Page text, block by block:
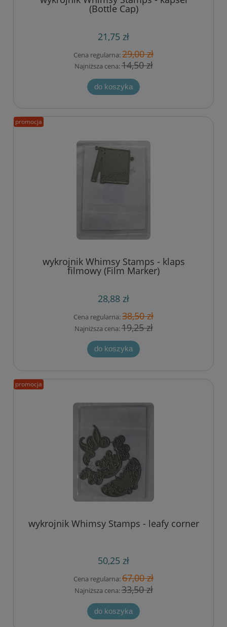
(Bottle Cap)
21,75 zł
Cena regularna:29,00 zł
Najniższa cena:14,50 zł
do koszyka
wykrojnik Whimsy Stamps - klaps
filmowy (Film Marker)
28,88 zł
Cena regularna:38,50 zł
Najniższa cena:19,25 zł
do koszyka
promocja
wykrojnik Whimsy Stamps - leafy corner
50,25 zł
Cena regularna:67,00 zł
Najniższa cena:33,50 zł
do koszyka
promocja